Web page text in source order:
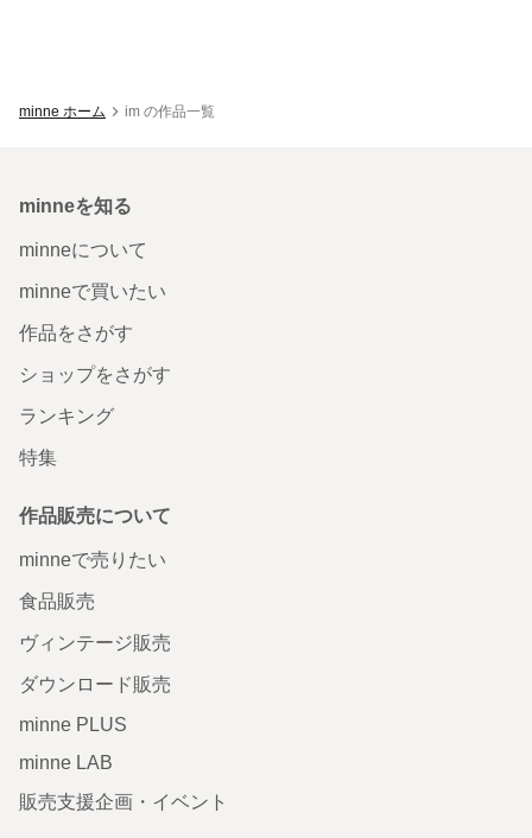
minne ホーム im の作品一覧
minneを知る
minneについて
minneで買いたい
作品をさがす
ショップをさがす
ランキング
特集
作品販売について
minneで売りたい
食品販売
ヴィンテージ販売
ダウンロード販売
minne PLUS
minne LAB
販売支援企画・イベント